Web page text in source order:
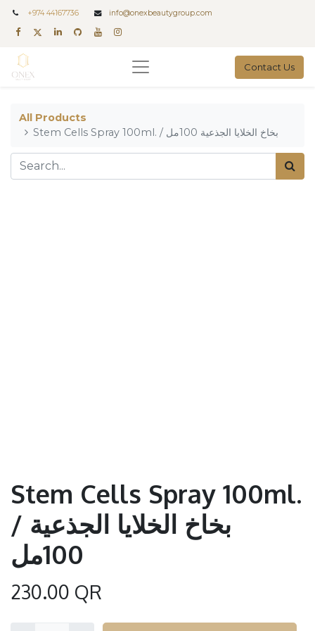
+974 44167736 info@onexbeautygroup.com
Contact Us
All Products
Stem Cells Spray 100ml. / بخاخ الخلايا الجذعية 100مل
Stem Cells Spray 100ml.
/ بخاخ الخلايا الجذعية
100مل
230.00 QR